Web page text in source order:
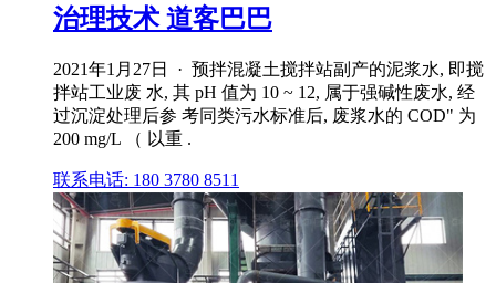
治理技术 道客巴巴
2021年1月27日 · 预拌混凝土搅拌站副产的泥浆水, 即搅
拌站工业废 水, 其 pH 值为 10 ~ 12, 属于强碱性废水, 经
过沉淀处理后参 考同类污水标准后, 废浆水的 COD" 为
200 mg/L （ 以重 .
联系电话: 180 3780 8511